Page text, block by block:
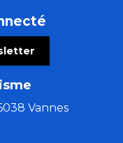
Vannes